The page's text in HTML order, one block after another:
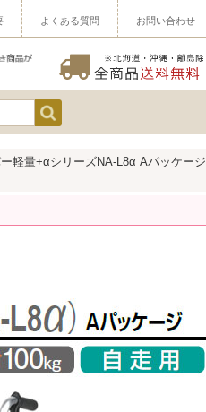
よくある質問 お問い合わせ
軽量+αシリーズNA-L8α Aパッケージ